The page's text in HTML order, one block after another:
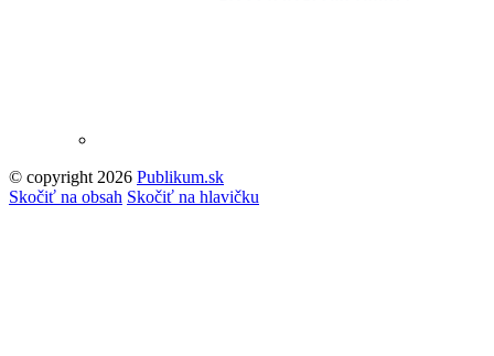
© copyright 2026 Publikum.sk
Tvorba stránok: Enjoy
Skočiť na obsah Skočiť na hlavičku